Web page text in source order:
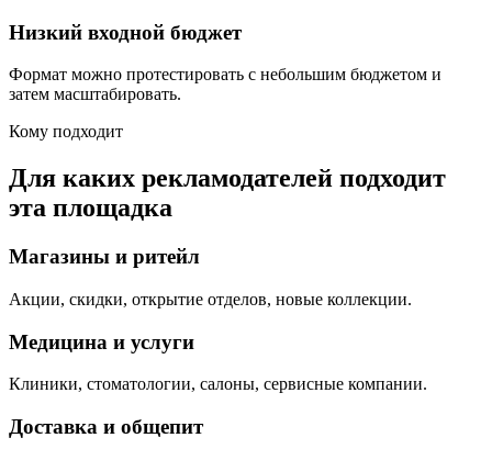
Низкий входной бюджет
Формат можно протестировать с небольшим бюджетом и
затем масштабировать.
Кому подходит
Для каких рекламодателей подходит
эта площадка
Магазины и ритейл
Акции, скидки, открытие отделов, новые коллекции.
Медицина и услуги
Клиники, стоматологии, салоны, сервисные компании.
Доставка и общепит